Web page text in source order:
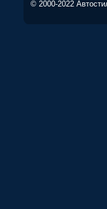
© 2000-2022